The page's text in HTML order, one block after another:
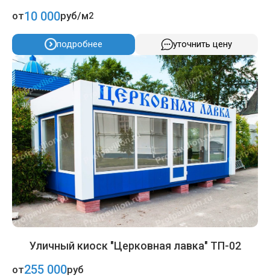
от10 000руб/м2
подробнее уточнить цену
Уличный киоск "Церковная лавка" ТП-02
от255 000руб